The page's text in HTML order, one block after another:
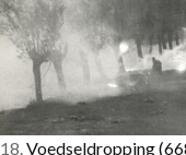
18.Voedseldropping